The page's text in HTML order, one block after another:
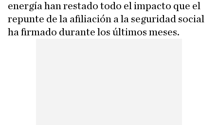
energía han restado todo el impacto que el
repunte de la afiliación a la seguridad social
ha firmado durante los últimos meses.